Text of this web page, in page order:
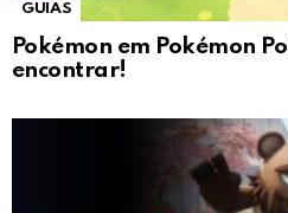
GUIAS
Pokémon em Pokémon
encontrar!